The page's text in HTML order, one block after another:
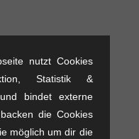
nutzt Cookies
Statistik &
bindet externe
die Cookies
möglich um dir die